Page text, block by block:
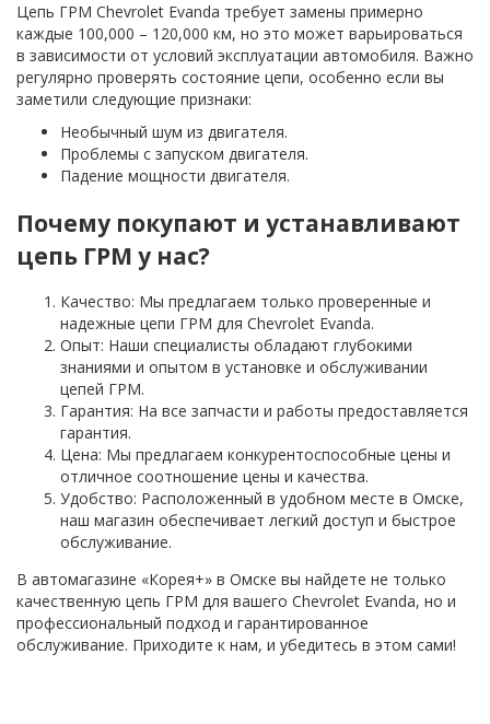
Цепь ГРМ Chevrolet Evanda требует замены примерно
каждые 100,000 – 120,000 км, но это может варьироваться
в зависимости от условий эксплуатации автомобиля. Важно
регулярно проверять состояние цепи, особенно если вы
заметили следующие признаки:
Необычный шум из двигателя.
Проблемы с запуском двигателя.
Падение мощности двигателя.
Почему покупают и устанавливают
цепь ГРМ у нас?
Качество: Мы предлагаем только проверенные и
надежные цепи ГРМ для Chevrolet Evanda.
Опыт: Наши специалисты обладают глубокими
знаниями и опытом в установке и обслуживании
цепей ГРМ.
Гарантия: На все запчасти и работы предоставляется
гарантия.
Цена: Мы предлагаем конкурентоспособные цены и
отличное соотношение цены и качества.
Удобство: Расположенный в удобном месте в Омске,
наш магазин обеспечивает легкий доступ и быстрое
обслуживание.
В автомагазине «Корея+» в Омске вы найдете не только
качественную цепь ГРМ для вашего Chevrolet Evanda, но и
профессиональный подход и гарантированное
обслуживание. Приходите к нам, и убедитесь в этом сами!